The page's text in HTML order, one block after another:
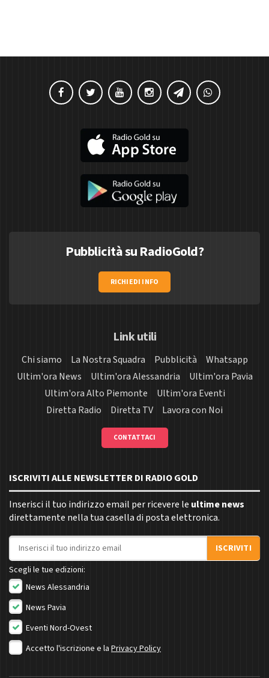
Pubblicità su RadioGold?
RICHIEDI INFO
Link utili
Chi siamo La Nostra Squadra Pubblicità
Whatsapp
Ultim'ora News
Ultim'ora Alessandria
Ultim'ora Pavia
Ultim'ora Alto Piemonte
Ultim'ora Eventi
Diretta Radio
Diretta TV Lavora con Noi
CONTATTACI
ISCRIVITI ALLE NEWSLETTER DI RADIO GOLD
Inserisci il tuo indirizzo email per ricevere le ultime news
direttamente nella tua casella di posta elettronica.
Indirizzo email
ISCRIVITI
Scegli le tue edizioni:
News Alessandria
News Pavia
Eventi Nord-Ovest
Accetto l'iscrizione e la Privacy Policy